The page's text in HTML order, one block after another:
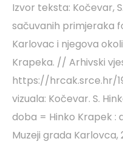
Izvor teksta: Kočevar,
sačuvanih primjeraka
Karlovac i njegova
Krapeka. // Arhivski
https://hrcak.srce.hr/
vizuala: Kočevar. S.
doba = Hinko Krapek :
Muzeji grada Karlovca,